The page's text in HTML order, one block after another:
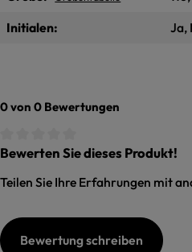
Initialen:
Ja,
0 von 0 Bewertungen
Durchschnittliche Bewertung von
Bewerten Sie dieses Produkt!
Teilen Sie Ihre Erfahrungen mit
Bewertung schreiben